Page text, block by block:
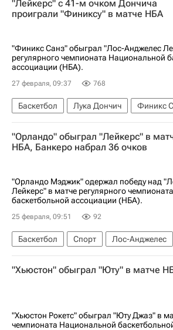
Леброн Джеймс
Лос-Анджелес
"Лейкерс" c 41-м очком Дончича
проиграли "Финиксу" в матче НБА
"Финикс Санз" обыграл "Лос-Анджелес
регулярного чемпионата Национальной
ассоциации (НБА).
27 февраля, 09:37 768
Баскетбол Лука Дончич
Финикс
Индиана Пэйсерс
Лос-Анджелес
НБА
"Орландо" обыграл "Лейкерс" в
НБА, Банкеро набрал 36 очков
"Орландо Мэджик" одержал победу над
Лейкерс" в матче регулярного
баскетбольной ассоциации (НБА).
25 февраля, 09:51 92
Баскетбол Спорт
Лос-Анджелес
Лука Дончич
Финикс Санз
Орландо Мэджик
Лос-Анджелес
"Хьюстон" обыграл "Юту" в матче
"Хьюстон Рокетс" обыграл "Юту Джаз" в
чемпионата Национальной